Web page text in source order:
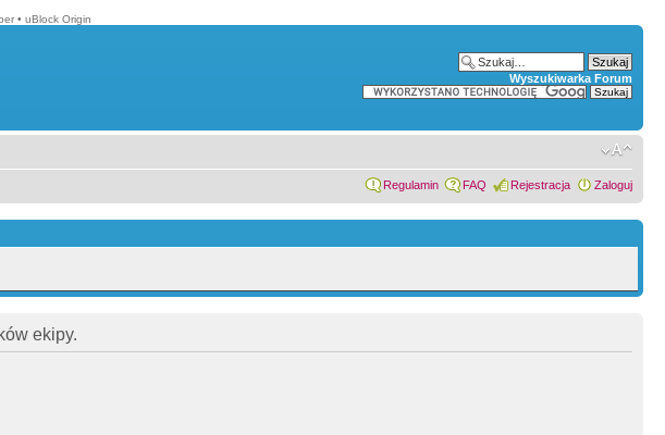
• uBlock Origin
Wyszukiwarka Forum
Regulamin FAQ Rejestracja Zaloguj
ekipy.